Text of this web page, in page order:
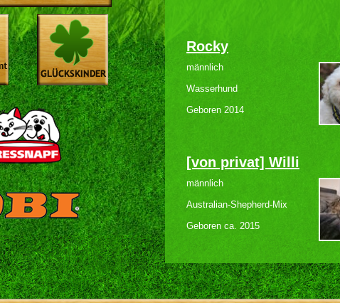
Rocky
männlich
Wasserhund
Geboren 2014
[von privat] Willi
männlich
Australian-Shepherd-Mix
Geboren ca. 2015